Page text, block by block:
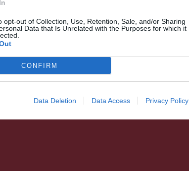
opt-out of Collection, Use, Retention, Sale, and/or Sharing
Data that Is Unrelated with the Purposes for which it
CONFIRM
Data Deletion Data Access Privacy Policy
számíthatunk a következő
napokban